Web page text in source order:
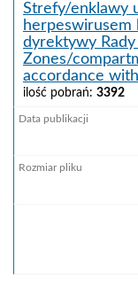
Strefy/enklawy
herpeswirusem
dyrektywy
Zones/
accordance
ilość pobrań: 3392
Strefy/